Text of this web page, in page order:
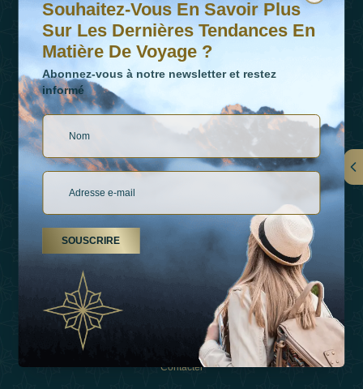
+971552944761
LIENS
À Propos De Nous
Types De Vacances
Contacter
Souhaitez-Vous En Savoir Plus
Sur Les Dernières Tendances En
Matière De Voyage ?
Abonnez-vous à notre newsletter et restez
informé
SOUSCRIRE